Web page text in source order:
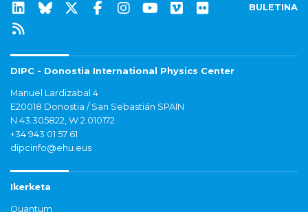
BULETINA
DIPC - Donostia International Physics Center
Manuel Lardizabal 4
E20018 Donostia / San Sebastián SPAIN
N 43.305822, W 2.010172
+34 943 01 57 61
dipcinfo@ehu.eus
Ikerketa
Quantum